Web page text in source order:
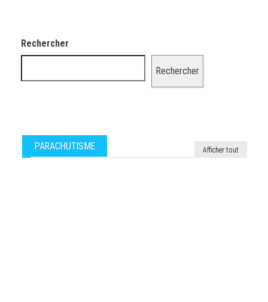
Rechercher
Rechercher
PARACHUTISME Afficher tout